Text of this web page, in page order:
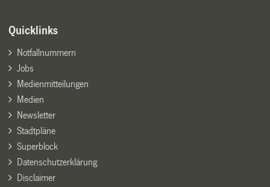
Quicklinks
Notfallnummern
Jobs
Medienmitteilungen
Medien
Newsletter
Stadtpläne
Superblock
Datenschutzerklärung
Disclaimer